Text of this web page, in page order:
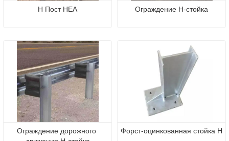
H Пост HEA Ограждение H-стойка
Ограждение дорожного
Форст-оцинкованная стойка H